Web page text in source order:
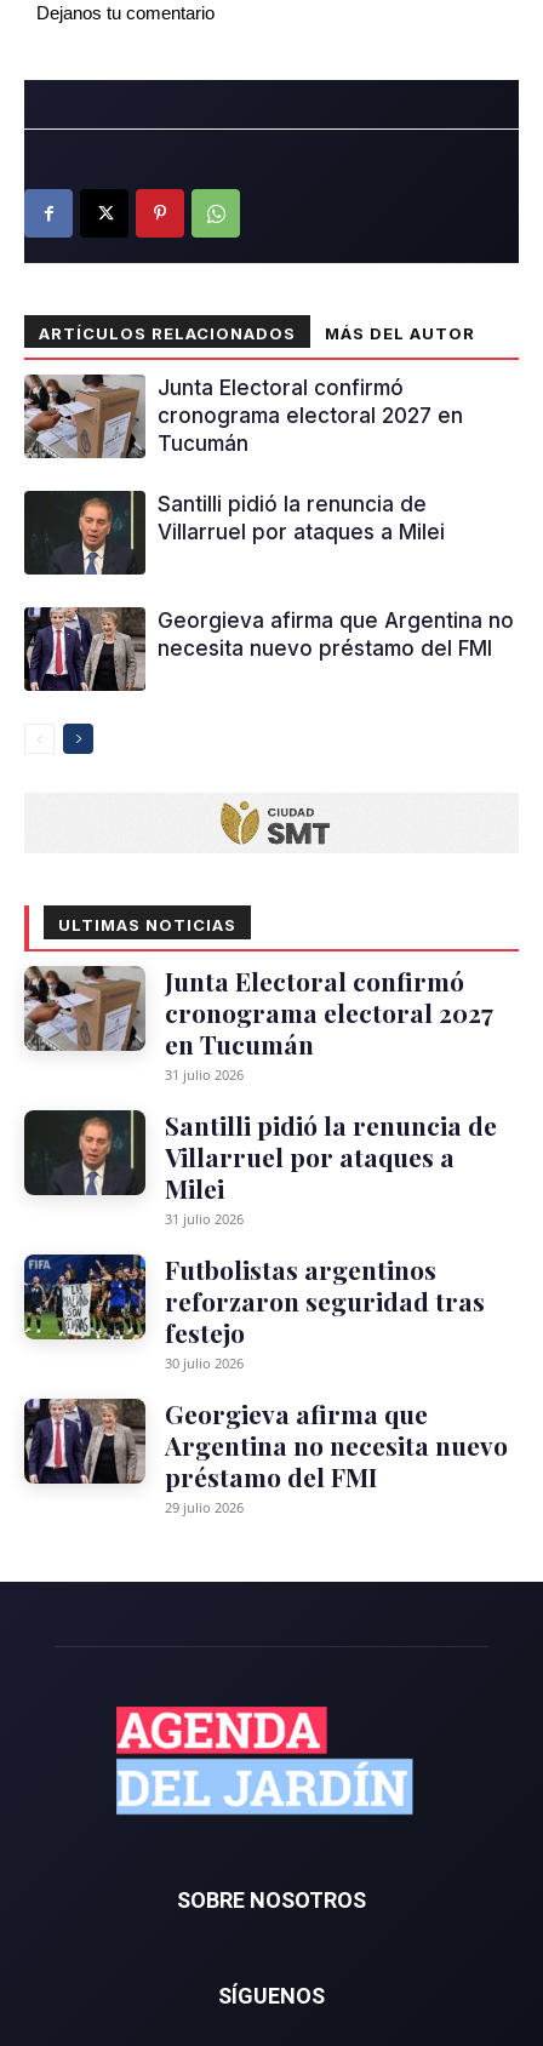
Dejanos tu comentario
ARTÍCULOS RELACIONADOS MÁS DEL AUTOR
Junta Electoral confirmó
cronograma electoral 2027 en
Tucumán
Santilli pidió la renuncia de
Villarruel por ataques a Milei
Georgieva afirma que Argentina no
necesita nuevo préstamo del FMI
ULTIMAS NOTICIAS
Junta Electoral confirmó
cronograma electoral 2027
en Tucumán
31 julio 2026
Santilli pidió la renuncia de
Villarruel por ataques a
Milei
31 julio 2026
Futbolistas argentinos
reforzaron seguridad tras
festejo
30 julio 2026
Georgieva afirma que
Argentina no necesita nuevo
préstamo del FMI
29 julio 2026
SOBRE NOSOTROS
SÍGUENOS